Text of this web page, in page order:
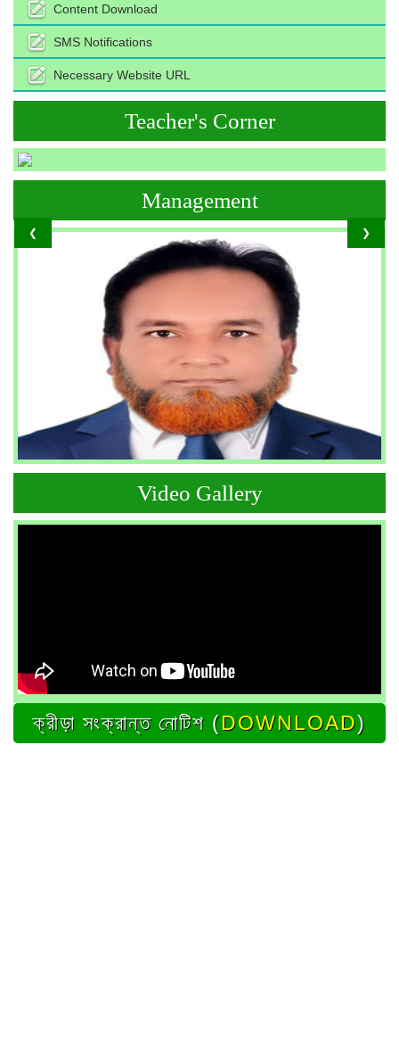
Content Download
SMS Notifications
Necessary Website URL
Teacher's Corner
❮ ❯
Management
Video Gallery
ক্রীড়া সংক্রান্ত নোটিশ (DOWNLOAD)